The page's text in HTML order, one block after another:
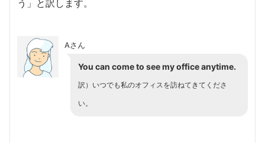
う」と訳します。
Aさん
You can come to see my office anytime.
訳）いつでも私のオフィスを訪ねてきてくださ
い。